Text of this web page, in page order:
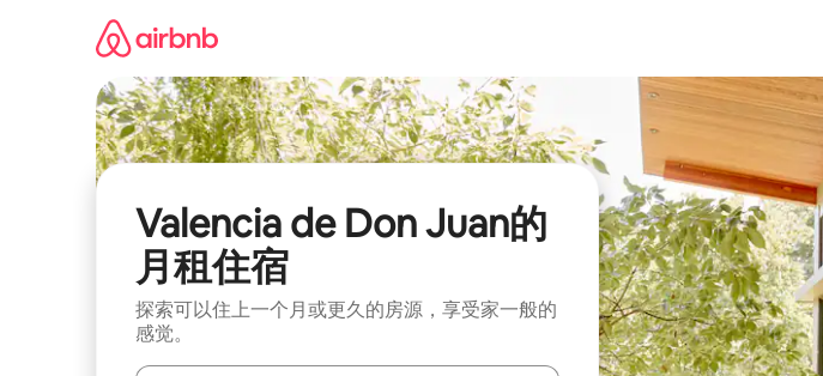
Valencia de Don Juan的
月租住宿
探索可以住上一个月或更久的房源，享受家一般的
感觉。